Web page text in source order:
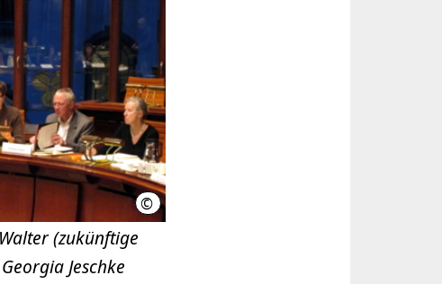
© LHH
(zukünftige
Jeschke